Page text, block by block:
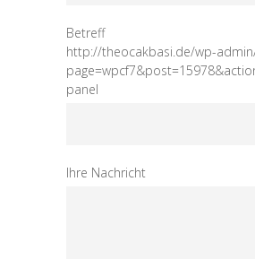
Betreff
http://theocakbasi.de/wp-
panel
Ihre Nachricht